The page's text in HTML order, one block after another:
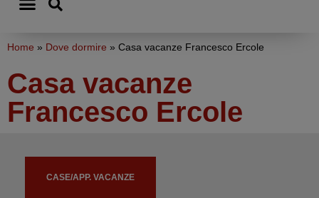
Home » Dove dormire » Casa vacanze Francesco Ercole
Casa vacanze
Francesco Ercole
CASE/APP. VACANZE